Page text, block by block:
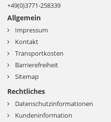
+49(0)3771-258339
Allgemein
Impressum
Kontakt
Transportkosten
Barrierefreiheit
Sitemap
Rechtliches
Datenschutzinformationen
Kundeninformation